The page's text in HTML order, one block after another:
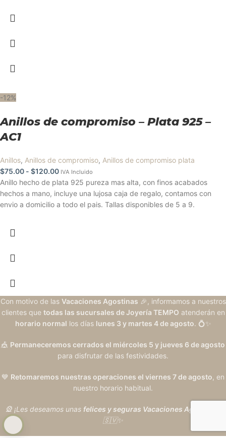
-12%
Anillos de compromiso – Plata 925 –
AC1
Anillos, Anillos de compromiso, Anillos de compromiso plata
$75.00 - $120.00 IVA Incluido
Anillo hecho de plata 925 pureza mas alta, con finos acabados
hechos a mano, incluye una lujosa caja de regalo, contamos con
envio a domicilio a todo el pais. Tallas disponibles de 5 a 9.
Con motivo de las Vacaciones Agostinas 🎉, informamos a nuestros
clientes que todas las sucursales de Joyería TEMPO atenderán en
horario normal los días lunes 3 y martes 4 de agosto. 💍✨
🎪 Permaneceremos cerrados el miércoles 5 y jueves 6 de agosto
para disfrutar de las festividades.
💙 Retomaremos nuestras operaciones el viernes 7 de agosto, en
nuestro horario habitual.
🎡 ¡Les deseamos unas felices y seguras Vacaciones Agostinas
🇸🇻✨